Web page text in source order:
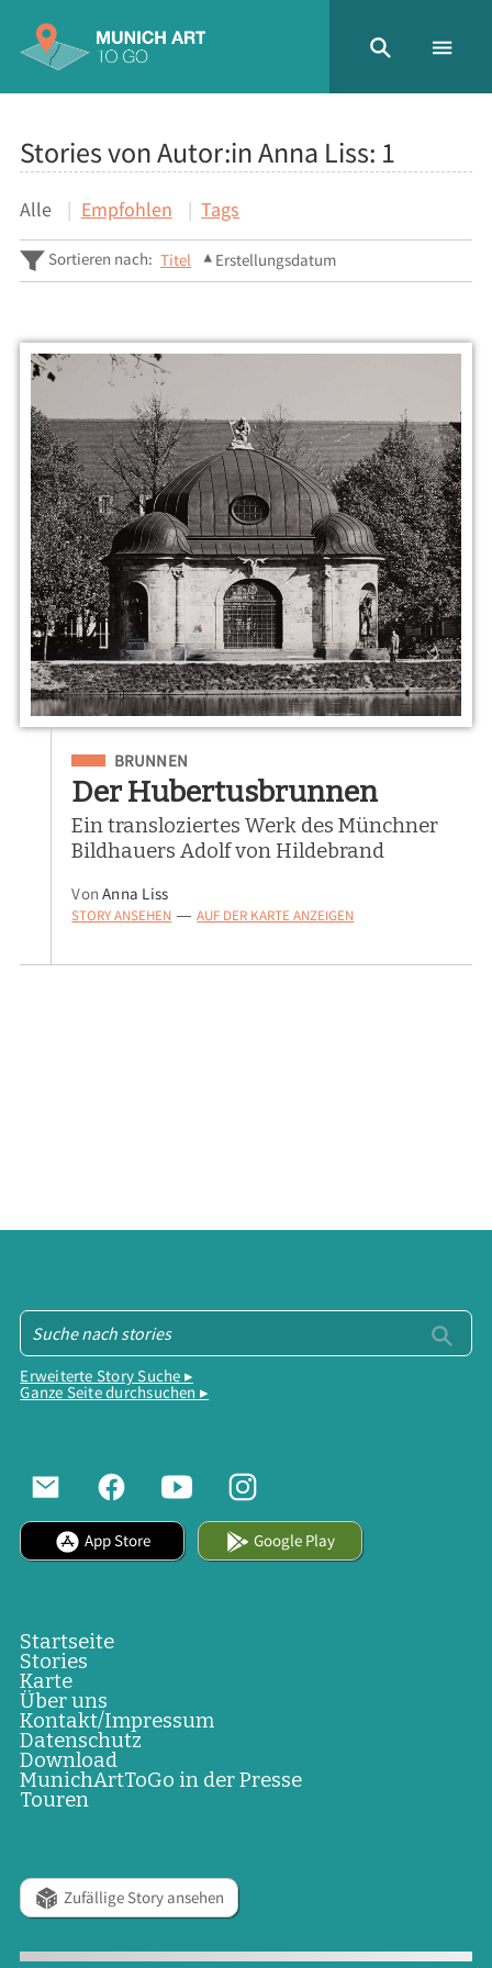
Stories von Autor:in Anna Liss: 1
Alle Empfohlen Tags
Sortieren nach: Titel Erstellungsdatum
Eingeordnet unter
BRUNNEN
Der Hubertusbrunnen
Ein transloziertes Werk des Münchner
Bildhauers Adolf von Hildebrand
VonAnna Liss
STORY ANSEHEN — AUF DER KARTE ANZEIGEN
Erweiterte Story Suche ▸
Ganze Seite durchsuchen ▸
App Store Google Play
Startseite
Stories
Karte
Über uns
Kontakt/Impressum
Datenschutz
Download
MunichArtToGo in der Presse
Touren
Zufällige Story ansehen